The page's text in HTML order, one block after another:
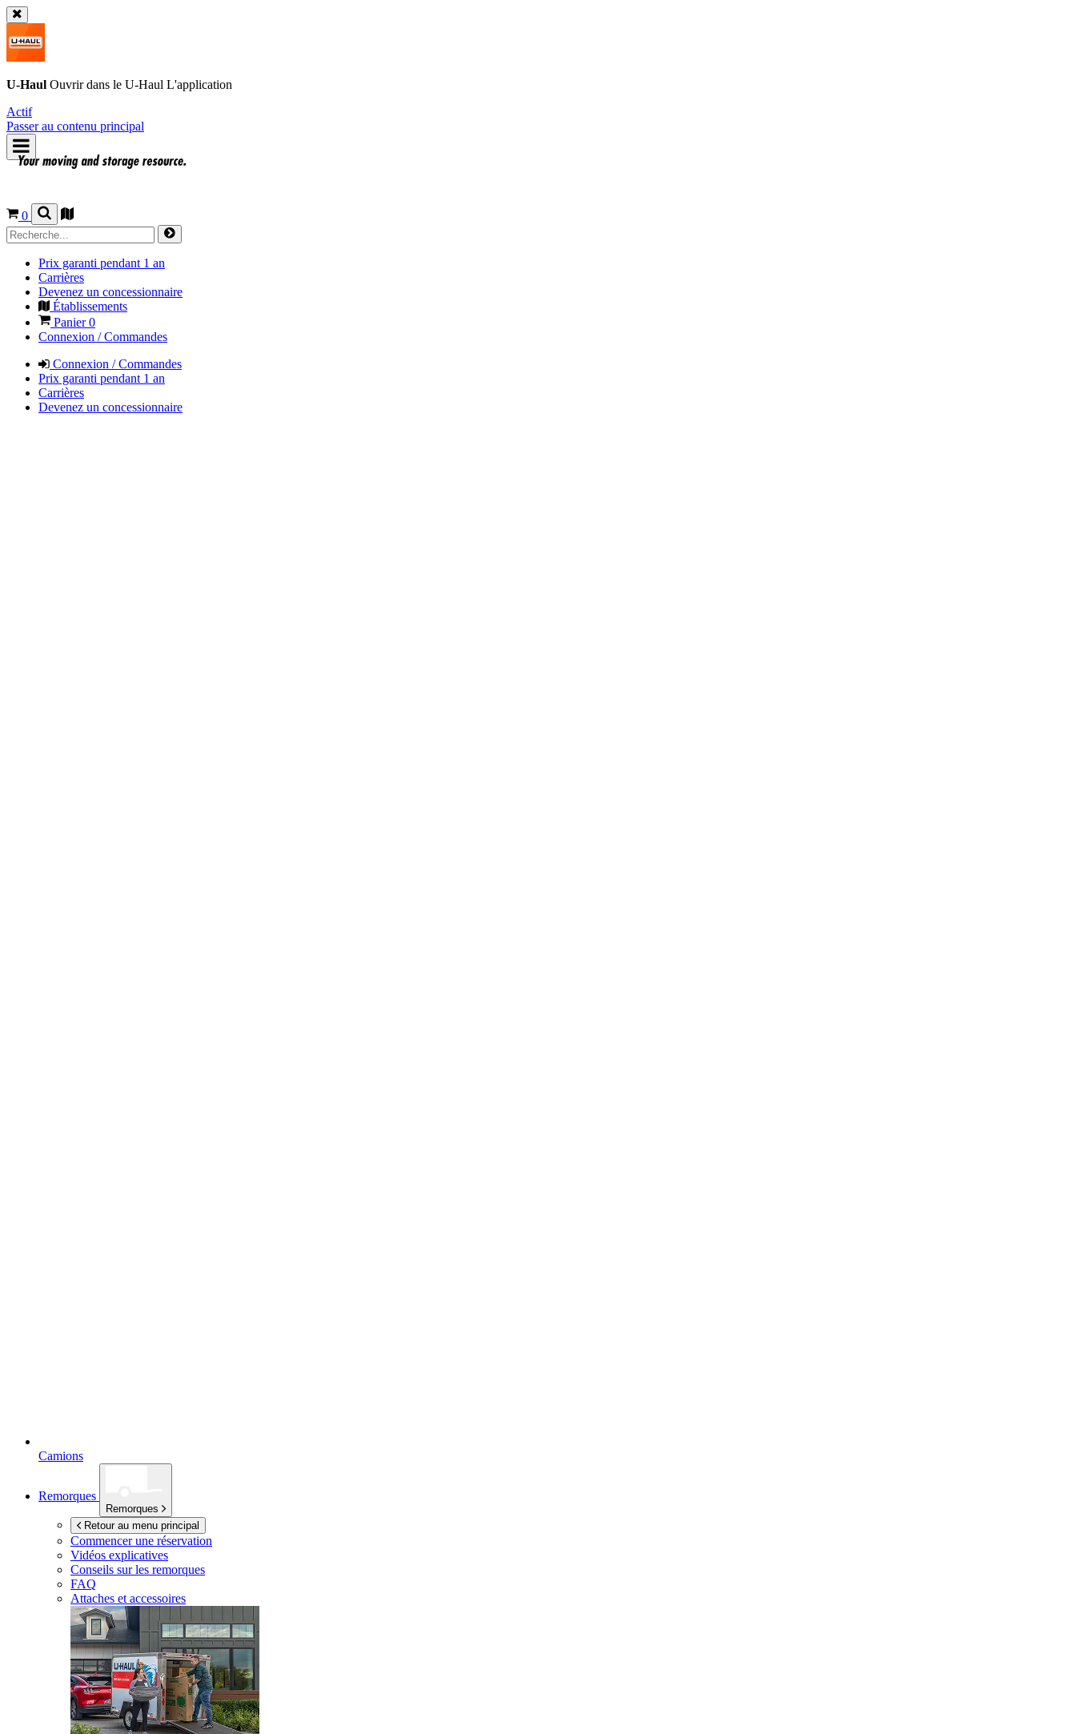
U-Haul Ouvrir dans le U-Haul L'application
Actif
Passer au contenu principal
0
Prix garanti pendant 1 an
Carrières
Devenez un concessionnaire
Établissements
Panier0
Connexion / Commandes
Connexion / Commandes
Prix garanti pendant 1 an
Carrières
Devenez un concessionnaire
Camions
Remorques
Remorques
Retour au menu principal
Commencer une réservation
Vidéos explicatives
Conseils sur les remorques
FAQ
Attaches et accessoires